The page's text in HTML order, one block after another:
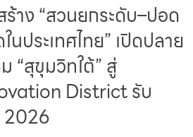
าง “สวนยกระดับ–ปอด
ประเทศไทย” เปิดปลาย
“สุขุมวิทใต้” สู่
District รับ
2026